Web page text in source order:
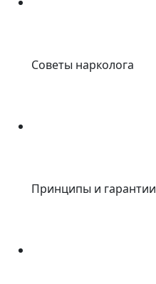
Cоветы нарколога
Принципы и гарантии